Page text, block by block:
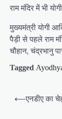
राम मंदिर में भी
मुख्यमंत्री योगी
पैड़ी से पहले राम
चौहान, चंद्रभानु
Tagged
⟵एनडीए का